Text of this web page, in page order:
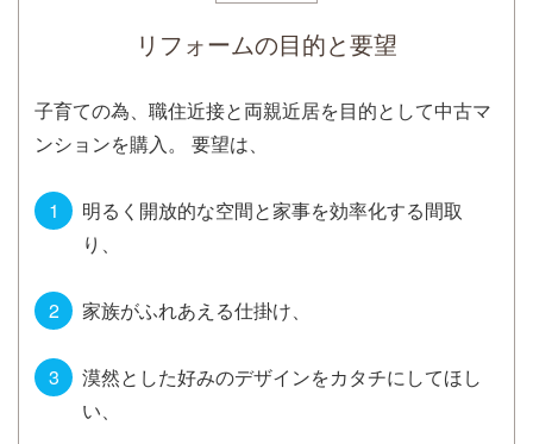
リフォームの目的と要望
子育ての為、職住近接と両親近居を目的として中古マ
ンションを購入。 要望は、
明るく開放的な空間と家事を効率化する間取
り、
家族がふれあえる仕掛け、
漠然とした好みのデザインをカタチにしてほし
い、